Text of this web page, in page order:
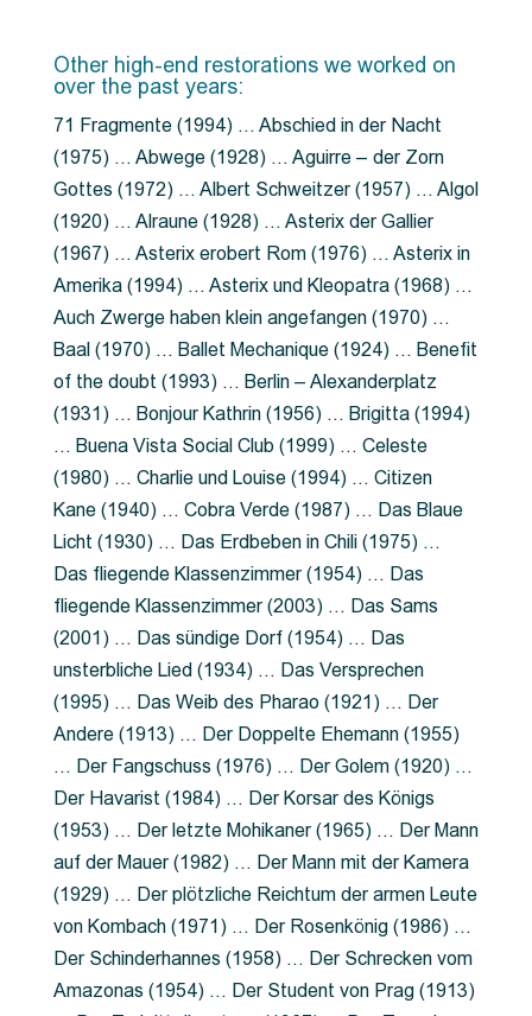
Other high-end restorations we worked on
over the past years:
71 Fragmente (1994) … Abschied in der Nacht
(1975) … Abwege (1928) … Aguirre – der Zorn
Gottes (1972) … Albert Schweitzer (1957) … Algol
(1920) … Alraune (1928) … Asterix der Gallier
(1967) … Asterix erobert Rom (1976) … Asterix in
Amerika (1994) … Asterix und Kleopatra (1968) …
Auch Zwerge haben klein angefangen (1970) …
Baal (1970) … Ballet Mechanique (1924) … Benefit
of the doubt (1993) … Berlin – Alexanderplatz
(1931) … Bonjour Kathrin (1956) … Brigitta (1994)
… Buena Vista Social Club (1999) … Celeste
(1980) … Charlie und Louise (1994) … Citizen
Kane (1940) … Cobra Verde (1987) … Das Blaue
Licht (1930) … Das Erdbeben in Chili (1975) …
Das fliegende Klassenzimmer (1954) … Das
fliegende Klassenzimmer (2003) … Das Sams
(2001) … Das sündige Dorf (1954) … Das
unsterbliche Lied (1934) … Das Versprechen
(1995) … Das Weib des Pharao (1921) … Der
Andere (1913) … Der Doppelte Ehemann (1955)
… Der Fangschuss (1976) … Der Golem (1920) …
Der Havarist (1984) … Der Korsar des Königs
(1953) … Der letzte Mohikaner (1965) … Der Mann
auf der Mauer (1982) … Der Mann mit der Kamera
(1929) … Der plötzliche Reichtum der armen Leute
von Kombach (1971) … Der Rosenkönig (1986) …
Der Schinderhannes (1958) … Der Schrecken vom
Amazonas (1954) … Der Student von Prag (1913)